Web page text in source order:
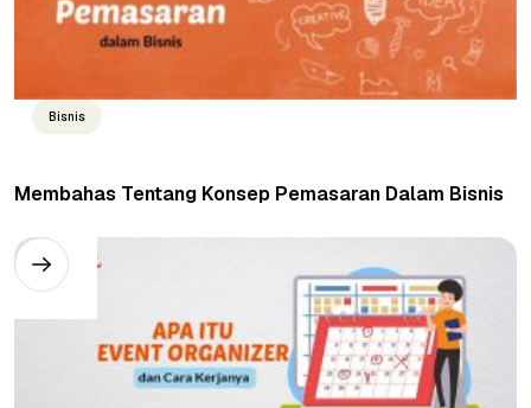
Bisnis
Membahas Tentang Konsep Pemasaran Dalam Bisnis